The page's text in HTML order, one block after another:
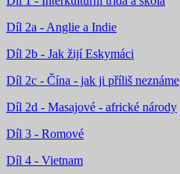
Díl 2a - Anglie a Indie
Díl 2b - Jak žijí Eskymáci
Díl 2c - Čína - jak ji příliš neznáme
Díl 2d - Masajové - africké národy
Díl 3 - Romové
Díl 4 - Vietnam